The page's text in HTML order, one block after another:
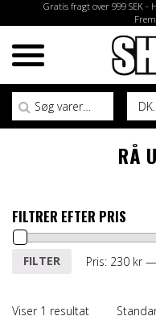
Gratis fragt over 999 SEK -
Søg efter:
RÅ
FILTRER EFTER PRIS
Mindste
Højeste
FILTER Pris: 230 kr—
Viser 1 resultat